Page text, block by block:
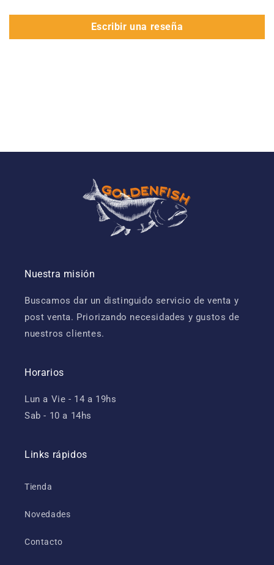
Escribir una reseña
Nuestra misión
Buscamos dar un distinguido servicio de venta y
post venta. Priorizando necesidades y gustos de
nuestros clientes.
Horarios
Lun a Vie - 14 a 19hs
Sab - 10 a 14hs
Links rápidos
Tienda
Novedades
Contacto